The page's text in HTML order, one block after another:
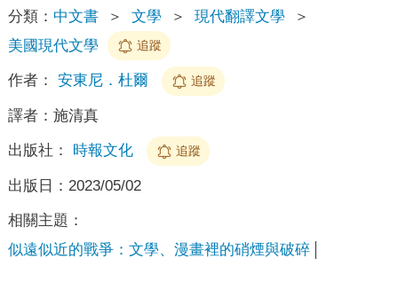
分類： 中文書 ＞ 文學 ＞ 現代翻譯文學
＞
美國現代文學
追蹤
作者： 安東尼．杜爾 追蹤
譯者： 施清真
出版社： 時報文化 追蹤
出版日： 2023/05/02
相關主題：
似遠似近的戰爭：文學、漫畫裡的硝煙與破碎